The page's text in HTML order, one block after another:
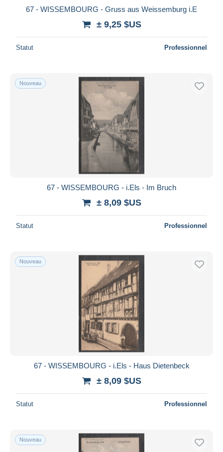
67 - WISSEMBOURG - Gruss aus Weissemburg i.E
± 9,25 $US
Statut Professionnel
Nouveau
67 - WISSEMBOURG - i.Els - Im Bruch
± 8,09 $US
Statut Professionnel
Nouveau
67 - WISSEMBOURG - i.Els - Haus Dietenbeck
± 8,09 $US
Statut Professionnel
Nouveau